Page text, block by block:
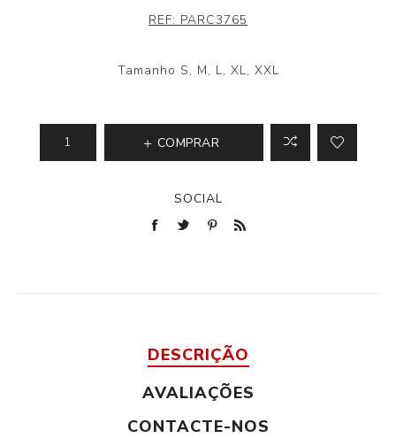
REF: PARC3765
Tamanho S, M, L, XL, XXL
COMPRAR
SOCIAL
DESCRIÇÃO
AVALIAÇÕES
CONTACTE-NOS